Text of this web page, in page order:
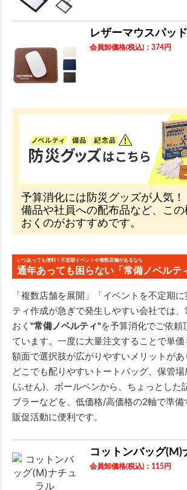
レザーマウスパッ
会員卸価格(税込) ： 374円
予算消化には防災グッズが人気！
備品や社員への配布品など、こ
おくのがおすすめです。
いつあっても便利！不定期イベントや複数店舗があるなら
通年あっても困らない「常備ノベルテ
「複数店舗を展開」「イベントを不定期
ティ作成が急ぎで発生しやすい会社では
おく "常備ノベルティ"を予算消化でご依頼
ています。一度に大量注文することで単
額面で選択肢が広がりやすいメリットがあ
どこでも配りやすいトートバッグ、保管
(ふせん)、ボールペンから、ちょっとした
ブラーなどを、低価格/高価格の2軸で準備
販促活動に便利です。
コットンバッグ(M)
会員卸価格(税込) ： 115円